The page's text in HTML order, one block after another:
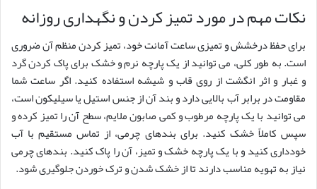
نکات مهم در مورد تمیز کردن و نگهداری روزانه
برای حفظ درخشش و تمیزی ساعت آمانت خود، تمیز کردن منظم آن ضروری
است. به طور کلی، می توانید از یک پارچه نرم و خشک برای پاک کردن گرد
و غبار و اثر انگشت از روی قاب و شیشه استفاده کنید. اگر ساعت شما
مقاومت در برابر آب بالایی دارد و بند آن از جنس استیل یا سیلیکون است،
می توانید با یک پارچه مرطوب و کمی صابون ملایم، سطح آن را تمیز کرده و
سپس کاملاً خشک کنید. برای بندهای چرمی، از تماس مستقیم با آب
خودداری کنید و با یک پارچه خشک و تمیز، آن را پاک کنید. بندهای چرمی
نیاز به تهویه مناسب دارند تا از خشک شدن و ترک خوردن جلوگیری شود.